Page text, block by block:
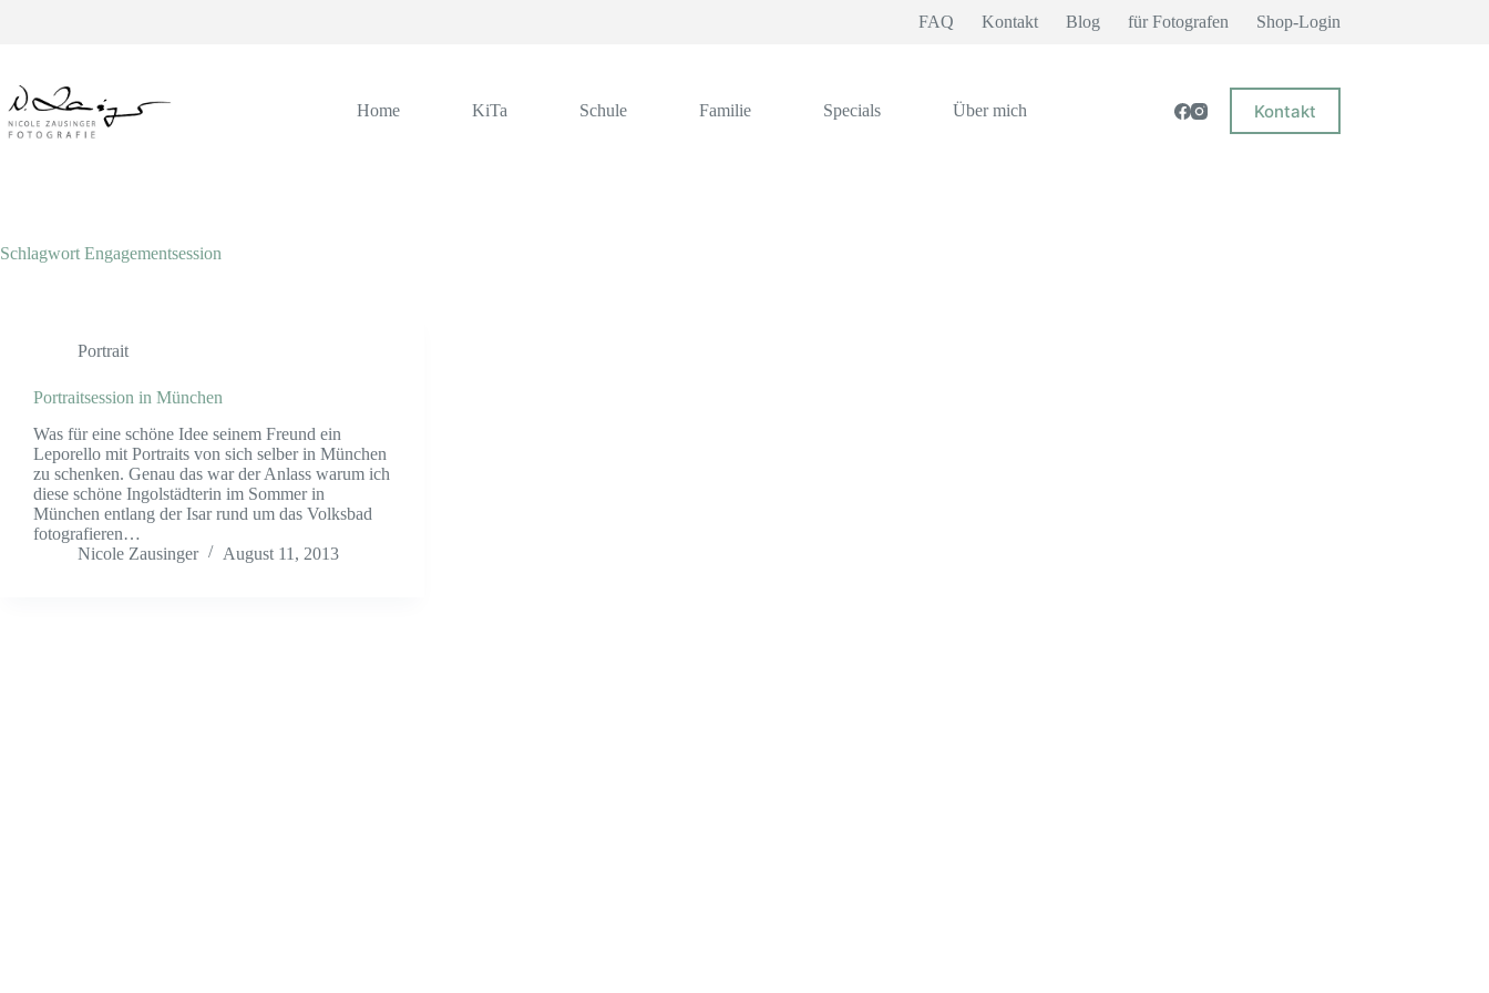
FAQ Kontakt Blog für Fotografen Shop-Login
Home KiTa Schule Familie Specials Über mich Kontakt
Schlagwort Engagementsession
Portrait
Portraitsession in München
Was für eine schöne Idee seinem Freund ein
Leporello mit Portraits von sich selber in München
zu schenken. Genau das war der Anlass warum ich
diese schöne Ingolstädterin im Sommer in
München entlang der Isar rund um das Volksbad
fotografieren…
Nicole Zausinger
August 11, 2013